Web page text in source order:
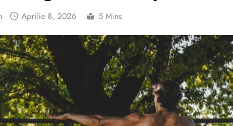
Aprilie 8, 2026 5 Mins